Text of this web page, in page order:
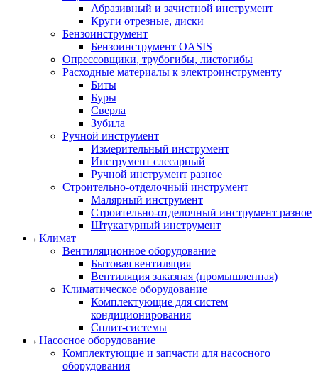
Абразивный и зачистной инструмент
Круги отрезные, диски
Бензоинструмент
Бензоинструмент OASIS
Опрессовщики, трубогибы, листогибы
Расходные материалы к электроинструменту
Биты
Буры
Сверла
Зубила
Ручной инструмент
Измерительный инструмент
Инструмент слесарный
Ручной инструмент разное
Строительно-отделочный инструмент
Малярный инструмент
Строительно-отделочный инструмент разное
Штукатурный инструмент
Климат
Вентиляционное оборудование
Бытовая вентиляция
Вентиляция заказная (промышленная)
Климатическое оборудование
Комплектующие для систем
кондиционирования
Сплит-системы
Насосное оборудование
Комплектующие и запчасти для насосного
оборудования